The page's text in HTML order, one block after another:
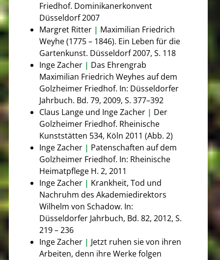
Friedhof. Dominikanerkonvent
Düsseldorf 2007
Margret Ritter | Maximilian Friedrich
Weyhe (1775 – 1846). Ein Leben für die
Gartenkunst. Düsseldorf 2007, S. 118
Inge Zacher | Das Ehrengrab
Maximilian Friedrich Weyhes auf dem
Golzheimer Friedhof. In: Düsseldorfer
Jahrbuch. Bd. 79, 2009, S. 377–392
Claus Lange und Inge Zacher | Der
Golzheimer Friedhof. Rheinische
Kunststätten 534, Köln 2011 (Abb. 2)
Inge Zacher | Patenschaften auf dem
Golzheimer Friedhof. In: Rheinische
Heimatpflege H. 2, 2011
Inge Zacher | Krankheit, Tod und
Nachruhm des Akademiedirektors
Wilhelm von Schadow. In:
Düsseldorfer Jahrbuch, Bd. 82, 2012, S.
219 – 236
Inge Zacher | Jetzt ruhen sie von ihren
Arbeiten, denn ihre Werke folgen